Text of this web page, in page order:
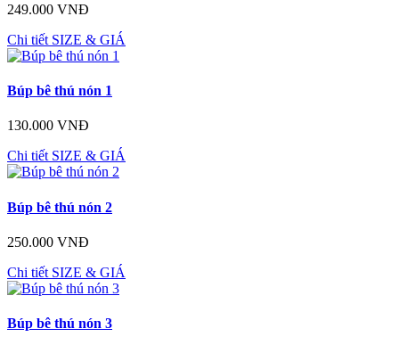
249.000 VNĐ
Chi tiết SIZE & GIÁ
Búp bê thú nón 1
130.000 VNĐ
Chi tiết SIZE & GIÁ
Búp bê thú nón 2
250.000 VNĐ
Chi tiết SIZE & GIÁ
Búp bê thú nón 3